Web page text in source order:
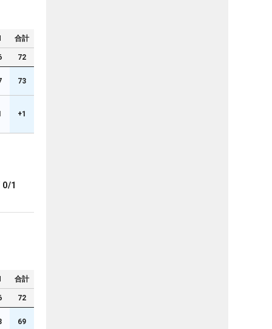
合計
72
73
+1
0/1
合計
72
69